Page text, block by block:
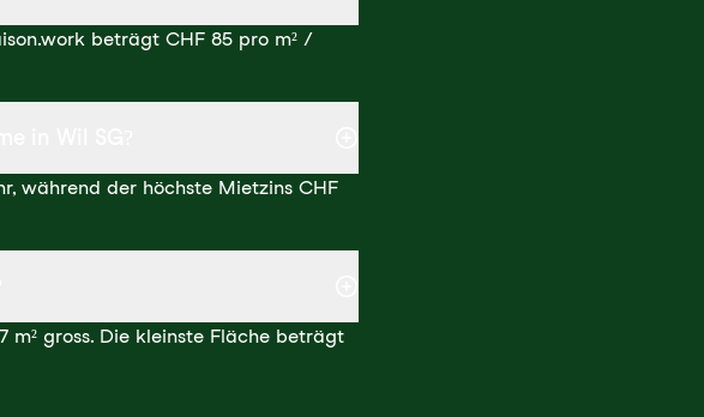
beträgt CHF 85 pro m² /
während der höchste Mietzins CHF
m² gross. Die kleinste Fläche beträgt